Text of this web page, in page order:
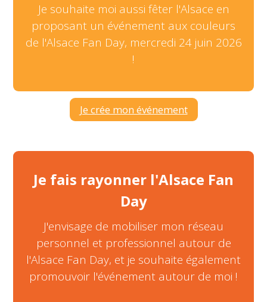
Je souhaite moi aussi fêter l'Alsace en
proposant un événement aux couleurs
de l'Alsace Fan Day, mercredi 24 juin 2026
!
Je crée mon événement
Je fais rayonner l'Alsace Fan
Day
J'envisage de mobiliser mon réseau
personnel et professionnel autour de
l'Alsace Fan Day, et je souhaite également
promouvoir l'événement autour de moi !